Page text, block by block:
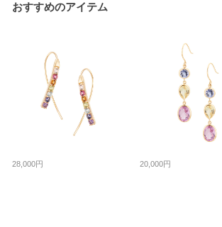
おすすめのアイテム
28,000円 20,000円